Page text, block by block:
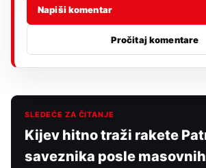
Napiši komentar
Pročitaj komentare
SLEDEĆE ZA ČITANJE
Kijev hitno traži rakete
saveznika posle